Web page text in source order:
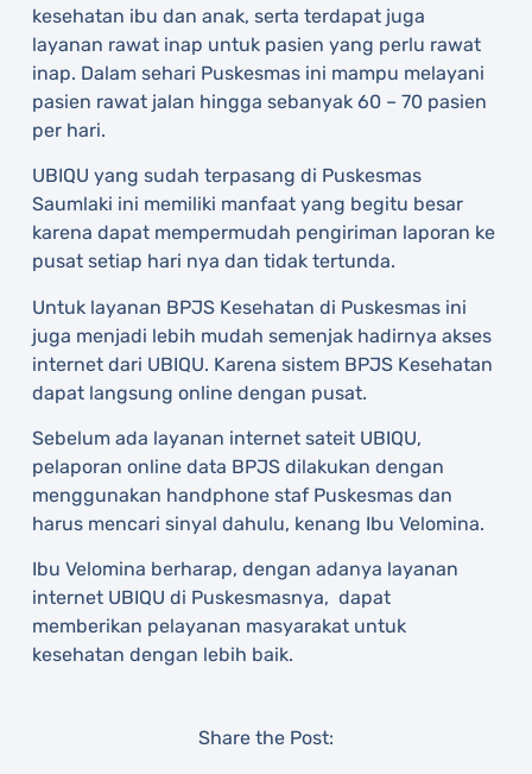
kesehatan ibu dan anak, serta terdapat juga
layanan rawat inap untuk pasien yang perlu rawat
inap. Dalam sehari Puskesmas ini mampu melayani
pasien rawat jalan hingga sebanyak 60 – 70 pasien
per hari.
UBIQU yang sudah terpasang di Puskesmas
Saumlaki ini memiliki manfaat yang begitu besar
karena dapat mempermudah pengiriman laporan ke
pusat setiap hari nya dan tidak tertunda.
Untuk layanan BPJS Kesehatan di Puskesmas ini
juga menjadi lebih mudah semenjak hadirnya akses
internet dari UBIQU. Karena sistem BPJS Kesehatan
dapat langsung online dengan pusat.
Sebelum ada layanan internet sateit UBIQU,
pelaporan online data BPJS dilakukan dengan
menggunakan handphone staf Puskesmas dan
harus mencari sinyal dahulu, kenang Ibu Velomina.
Ibu Velomina berharap, dengan adanya layanan
internet UBIQU di Puskesmasnya, dapat
memberikan pelayanan masyarakat untuk
kesehatan dengan lebih baik.
Share the Post: